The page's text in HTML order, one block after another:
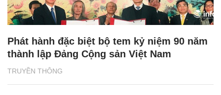
TRUYỀN THÔNG
Phát hành đặc biệt bộ tem kỷ niệm 90 năm
thành lập Đảng Cộng sản Việt Nam